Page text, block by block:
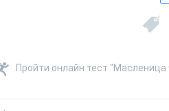
Пройти онлайн тест